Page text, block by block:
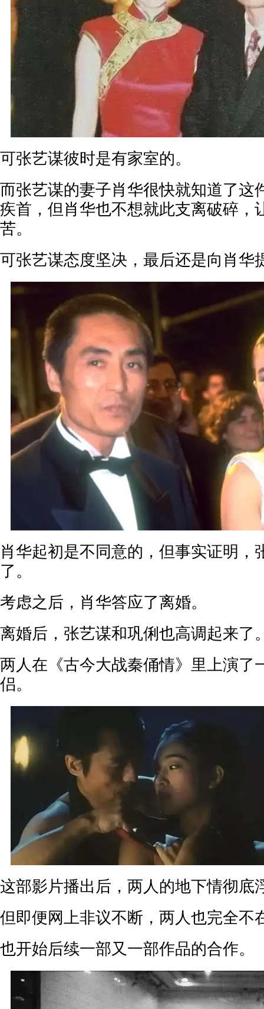
可张艺谋彼时是有家室的。
而张艺谋的妻子肖华很快就知道了这
疾首，但肖华也不想就此支离破碎，
苦。
可张艺谋态度坚决，最后还是向肖华
肖华起初是不同意的，但事实证明，
了。
考虑之后，肖华答应了离婚。
离婚后，张艺谋和巩俐也高调起来了
两人在《古今大战秦俑情》里上演了
侣。
这部影片播出后，两人的地下情彻底
但即便网上非议不断，两人也完全不
也开始后续一部又一部作品的合作。